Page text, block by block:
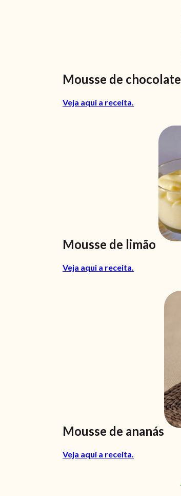
Mousse de chocolate
Veja aqui a receita.
Mousse de limão
Veja aqui a receita.
Mousse de ananás
Veja aqui a receita.